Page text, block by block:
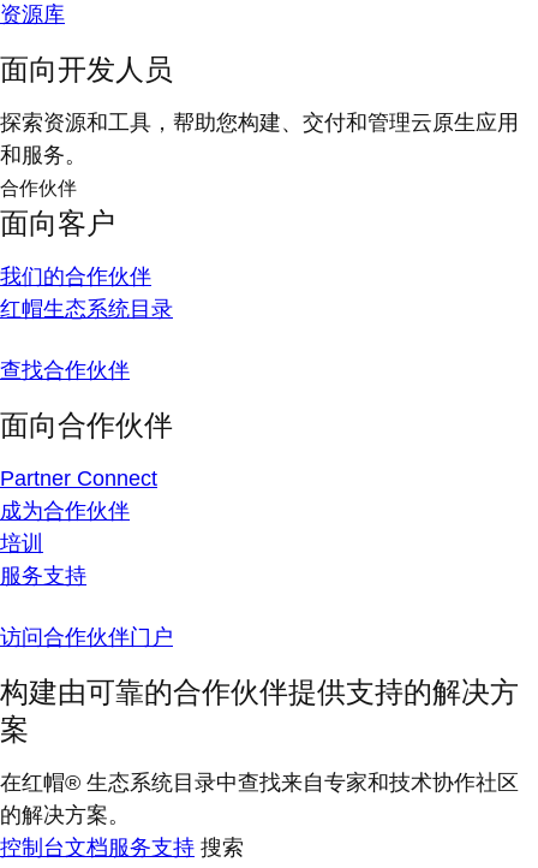
资源库
面向开发人员
探索资源和工具，帮助您构建、交付和管理云原生应用
和服务。
合作伙伴
面向客户
我们的合作伙伴
红帽生态系统目录
查找合作伙伴
面向合作伙伴
Partner Connect
成为合作伙伴
培训
服务支持
访问合作伙伴门户
构建由可靠的合作伙伴提供支持的解决方
案
在红帽® 生态系统目录中查找来自专家和技术协作社区
的解决方案。
控制台文档服务支持 搜索